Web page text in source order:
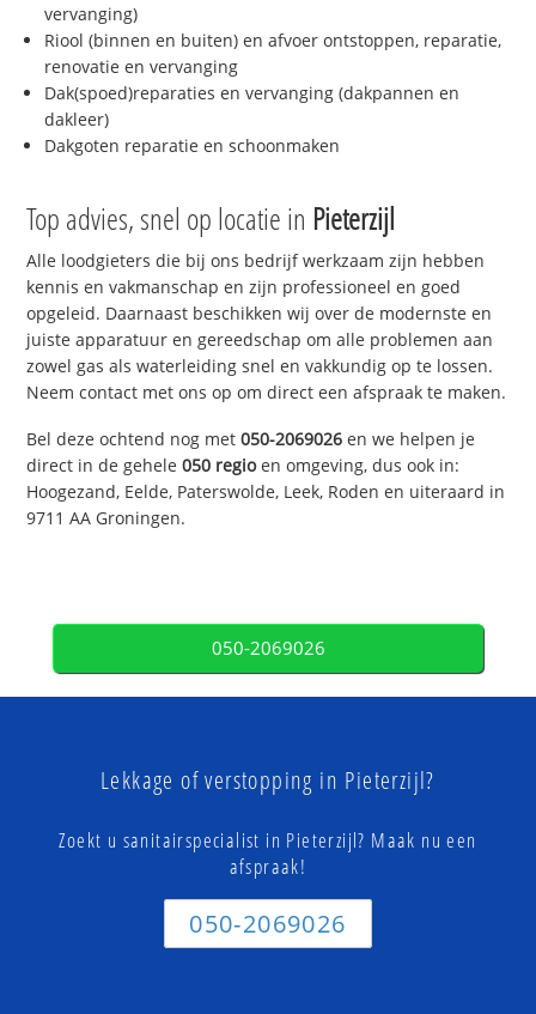
vervanging)
Riool (binnen en buiten) en afvoer ontstoppen, reparatie,
renovatie en vervanging
Dak(spoed)reparaties en vervanging (dakpannen en
dakleer)
Dakgoten reparatie en schoonmaken
Top advies, snel op locatie in Pieterzijl
Alle loodgieters die bij ons bedrijf werkzaam zijn hebben
kennis en vakmanschap en zijn professioneel en goed
opgeleid. Daarnaast beschikken wij over de modernste en
juiste apparatuur en gereedschap om alle problemen aan
zowel gas als waterleiding snel en vakkundig op te lossen.
Neem contact met ons op om direct een afspraak te maken.
Bel deze ochtend nog met050-2069026 en we helpen je
direct in de gehele050 regioen omgeving, dus ook in:
Hoogezand, Eelde, Paterswolde, Leek, Roden en uiteraard in
9711 AA Groningen.
050-2069026
Lekkage of verstopping in Pieterzijl?
Zoekt u sanitairspecialist in Pieterzijl? Maak nu een
afspraak!
050-2069026